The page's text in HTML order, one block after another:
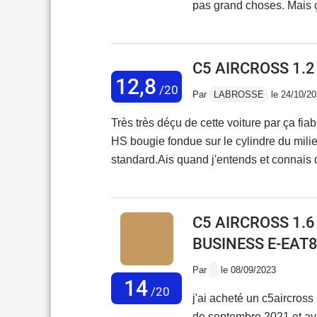
pas grand choses. Mais
véhicules en boîte auto
suis dit que je ne
mal étagée et peu
n’était pas un véhicule
garder pendant 5 ans….
d’autonomie à la
supercherie tout ca
12,8 /20
C5 AIRCROSS
Par LABROSSE le 24/10/
Très très déçu de cette voiture par ça
HS bougie fondue sur le cylindre du
standard.Ais quand j'entends et
au cas où elle cassé et je vous laisse
mon véhicule pour une autre pas
car c'est le 1,2 puretech 130. Je fais
bagnole de me....... Que je ne vous
(défaut 1,2 puretech) ceci n'est pas une
14/20
C5 AIRCROSS
BUSINESS E-EAT8
Par le 08/09/2023
j'ai acheté un